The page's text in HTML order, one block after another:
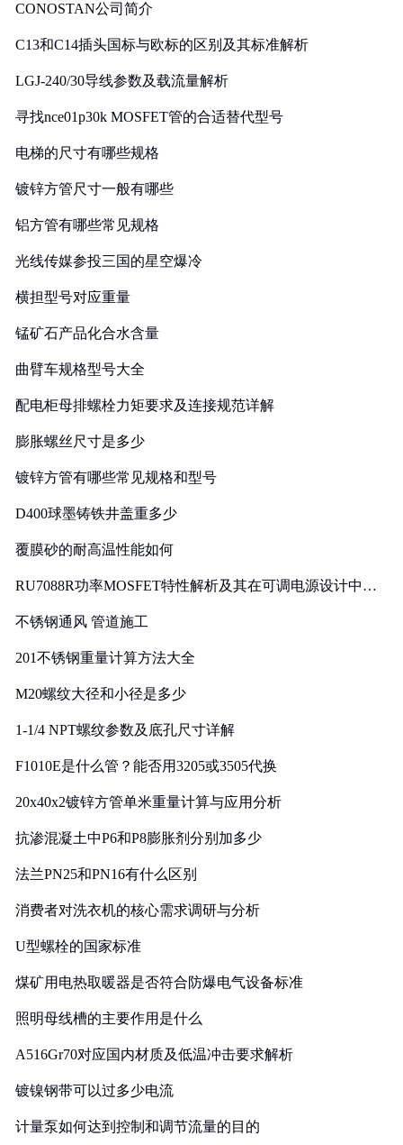
CONOSTAN公司简介
C13和C14插头国标与欧标的区别及其标准解析
LGJ-240/30导线参数及载流量解析
寻找nce01p30k MOSFET管的合适替代型号
电梯的尺寸有哪些规格
镀锌方管尺寸一般有哪些
铝方管有哪些常见规格
光线传媒参投三国的星空爆冷
横担型号对应重量
锰矿石产品化合水含量
曲臂车规格型号大全
配电柜母排螺栓力矩要求及连接规范详解
膨胀螺丝尺寸是多少
镀锌方管有哪些常见规格和型号
D400球墨铸铁井盖重多少
覆膜砂的耐高温性能如何
RU7088R功率MOSFET特性解析及其在可调电源设计中的
不锈钢通风 管道施工
201不锈钢重量计算方法大全
M20螺纹大径和小径是多少
1-1/4 NPT螺纹参数及底孔尺寸详解
F1010E是什么管？能否用3205或3505代换
20x40x2镀锌方管单米重量计算与应用分析
抗渗混凝土中P6和P8膨胀剂分别加多少
法兰PN25和PN16有什么区别
消费者对洗衣机的核心需求调研与分析
U型螺栓的国家标准
煤矿用电热取暖器是否符合防爆电气设备标准
照明母线槽的主要作用是什么
A516Gr70对应国内材质及低温冲击要求解析
镀镍钢带可以过多少电流
计量泵如何达到控制和调节流量的目的